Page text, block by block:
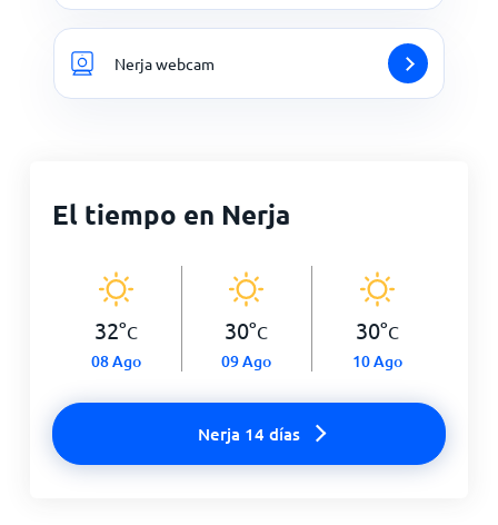
Nerja webcam
El tiempo en Nerja
32°C
08 Ago
30°C
09 Ago
30°C
10 Ago
Nerja 14 días